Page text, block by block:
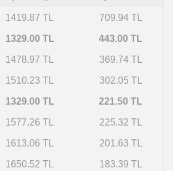
1419.87 TL 709.94 TL
1329.00 TL 443.00 TL
1478.97 TL 369.74 TL
1510.23 TL 302.05 TL
1329.00 TL 221.50 TL
1577.26 TL 225.32 TL
1613.06 TL 201.63 TL
1650.52 TL 183.39 TL